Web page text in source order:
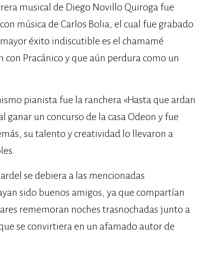
musical de Diego Novillo Quiroga fue
música de Carlos Bolia, el cual fue grabado
éxito indiscutible es el chamamé
con Pracánico y que aún perdura como un
pianista fue la ranchera «Hasta que ardan
ganar un concurso de la casa Odeon y fue
su talento y creatividad lo llevaron a
se debiera a las mencionadas
sido buenos amigos, ya que compartían
rememoran noches trasnochadas junto a
se convirtiera en un afamado autor de